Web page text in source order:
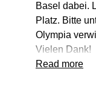
Basel dabei.
Platz. Bitte
Olympia
Vielen Dank!
Read more